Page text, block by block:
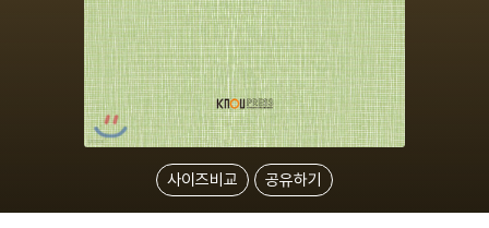
사이즈비교 공유하기